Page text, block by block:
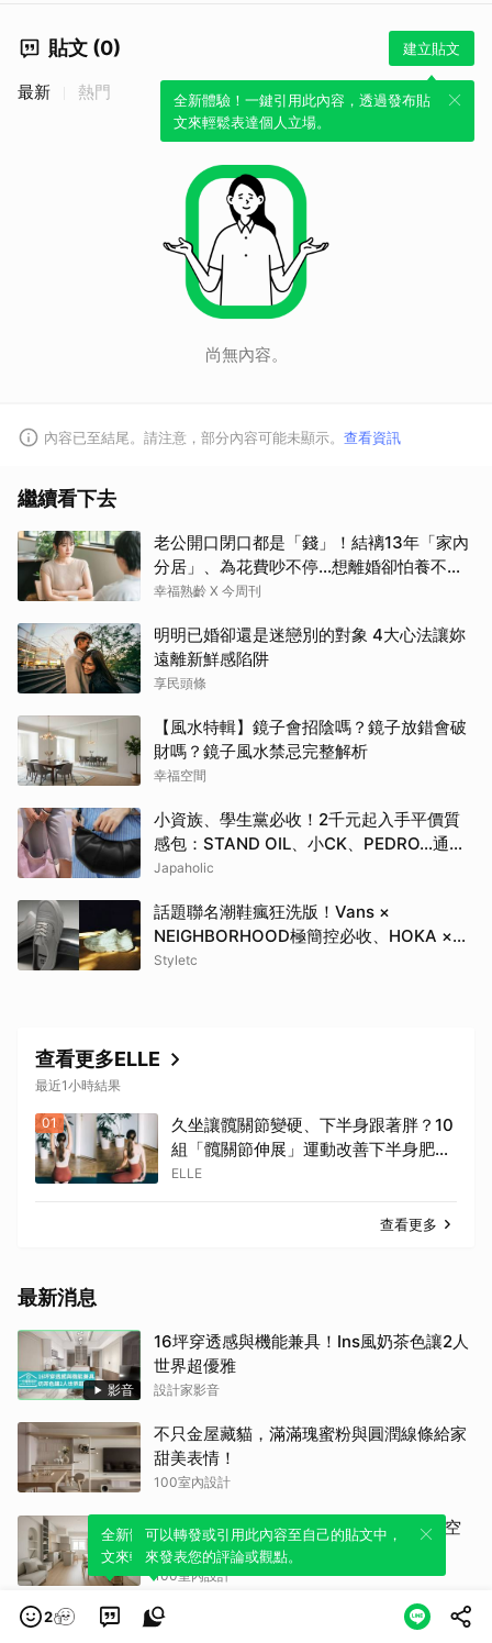
貼文 (0) 建立貼文
全新體驗！一鍵引用此內容，透過發布貼
文來輕鬆表達個人立場。
最新 熱門
尚無內容。
內容已至結尾。請注意，部分內容可能未顯示。 查看資訊
繼續看下去
老公開口閉口都是「錢」！結褵13年「家內
分居」、為花費吵不停…想離婚卻怕養不活
自己：還要忍3年？
幸福熟齡 X 今周刊
明明已婚卻還是迷戀別的對象 4大心法讓妳
遠離新鮮感陷阱
享民頭條
【風水特輯】鏡子會招陰嗎？鏡子放錯會破
財嗎？鏡子風水禁忌完整解析
幸福空間
小資族、學生黨必收！2千元起入手平價質
感包：STAND OIL、小CK、PEDRO…通勤
約會都超加分
Japaholic
話題聯名潮鞋瘋狂洗版！Vans ×
NEIGHBORHOOD極簡控必收、HOKA ×
BEAMS根本穿上腳的藝術品
Styletc
查看更多ELLE
最近1小時結果
01
久坐讓髖關節變硬、下半身跟著胖？10
組「髖關節伸展」運動改善下半身肥胖
與骨盆歪斜 | ELLE
ELLE
查看更多
最新消息
影音
16坪穿透感與機能兼具！Ins風奶茶色讓2人
世界超優雅
設計家影音
不只金屋藏貓，滿滿瑰蜜粉與圓潤線條給家
甜美表情！
100室內設計
三房兩廳收納規劃全解析！做對3個細節空
間多2倍，動線收納一次搞定
100室內設計
壁掛電視沒裝對超後悔！5大安裝細節一次
2
全新體驗！一鍵引用此內容，透過發布貼
文來輕鬆表達個人立場。
可以轉發或引用此內容至自己的貼文中，
來發表您的評論或觀點。